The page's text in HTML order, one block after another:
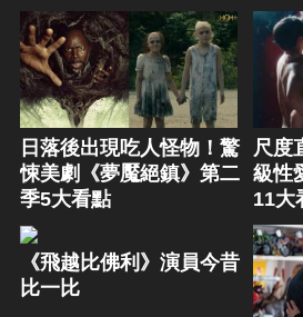
日落後出現吃人怪物！驚
悚美劇《夢魘絕鎮》第二
季5大看點
尺度
級性
11大
《飛越比佛利》演員今昔
比一比